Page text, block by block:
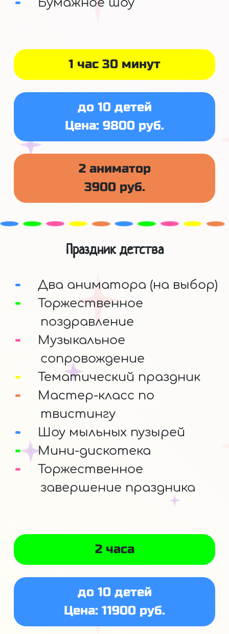
1 час 30 минут
до 10 детей
Цена: 9800 руб.
2 аниматор
3900 руб.
Праздник детства
Два аниматора (на выбор)
Торжественное
поздравление
Музыкальное
сопровождение
Тематический праздник
Мастер-класс по
твистингу
Шоу мыльных пузырей
Мини-дискотека
Торжественное
завершение праздника
2 часа
до 10 детей
Цена: 11900 руб.